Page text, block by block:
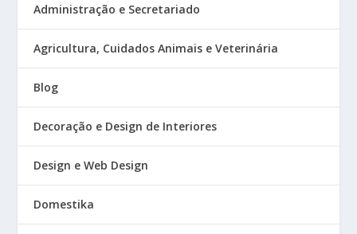
Administração e Secretariado
Agricultura, Cuidados Animais e Veterinária
Blog
Decoração e Design de Interiores
Design e Web Design
Domestika